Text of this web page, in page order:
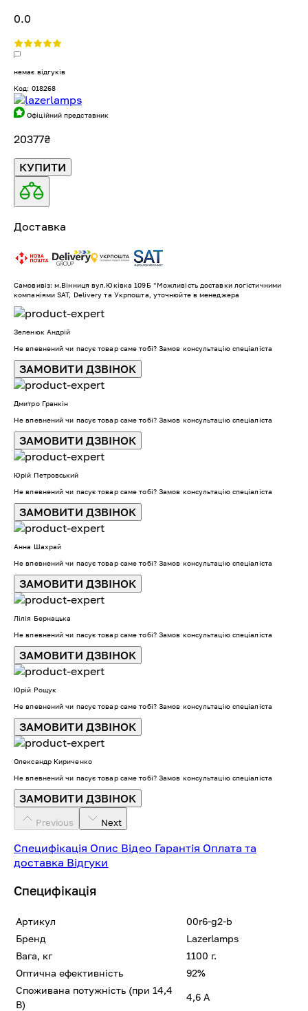
0.0
немає відгуків
Код: 018268
Офіційний представник
20377₴
КУПИТИ
Доставка
Самовивіз: м.Вінниця вул.Юківка 109Б *Можливість доставки логістичними
компаніями SAT, Delivery та Укрпошта, уточнюйте в менеджера
Зеленюк Андрій
Не впевнений чи пасує товар саме тобі? Замов консультацію спеціаліста
ЗАМОВИТИ ДЗВІНОК
Дмитро Гранкін
Не впевнений чи пасує товар саме тобі? Замов консультацію спеціаліста
ЗАМОВИТИ ДЗВІНОК
Юрій Петровський
Не впевнений чи пасує товар саме тобі? Замов консультацію спеціаліста
ЗАМОВИТИ ДЗВІНОК
Анна Шахрай
Не впевнений чи пасує товар саме тобі? Замов консультацію спеціаліста
ЗАМОВИТИ ДЗВІНОК
Лілія Бернацька
Не впевнений чи пасує товар саме тобі? Замов консультацію спеціаліста
ЗАМОВИТИ ДЗВІНОК
Юрій Рощук
Не впевнений чи пасує товар саме тобі? Замов консультацію спеціаліста
ЗАМОВИТИ ДЗВІНОК
Олександр Кириченко
Не впевнений чи пасує товар саме тобі? Замов консультацію спеціаліста
ЗАМОВИТИ ДЗВІНОК
Previous Next
Специфікація Опис Відео Гарантія Оплата та
доставка Відгуки
Специфікація
Артикул
00r6-g2-b
Бренд
Lazerlamps
Вага, кг
1100 г.
Оптична ефективність
92%
Споживана потужність (при 14,4
В)
4,6 А